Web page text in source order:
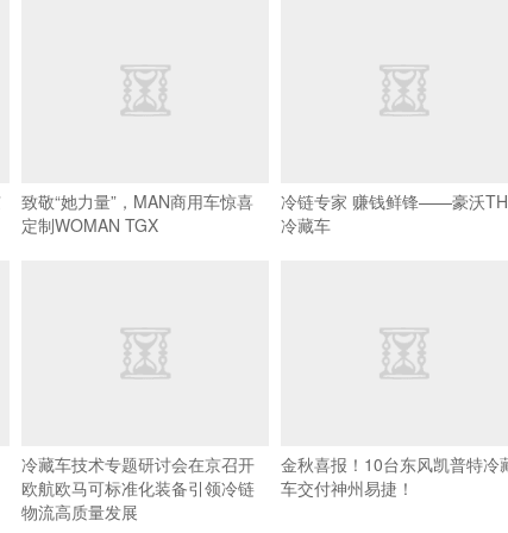
致敬“她力量”，MAN商用车惊喜
定制WOMAN TGX
冷链专家 赚钱鲜锋——豪沃
冷藏车
冷藏车技术专题研讨会在京召开
欧航欧马可标准化装备引领冷链
物流高质量发展
金秋喜报！10台东风凯普特冷
车交付神州易捷！